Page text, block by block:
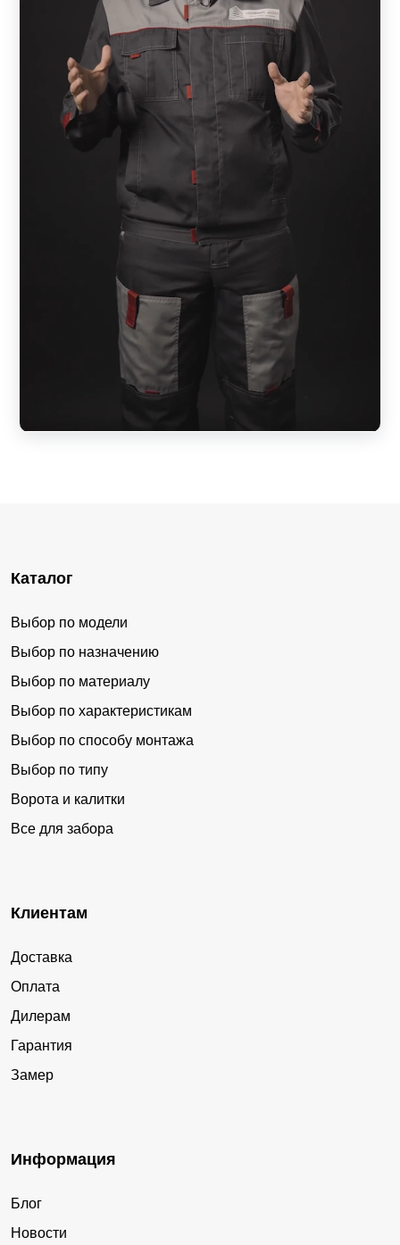
Каталог
Выбор по модели
Выбор по назначению
Выбор по материалу
Выбор по характеристикам
Выбор по способу монтажа
Выбор по типу
Ворота и калитки
Все для забора
Клиентам
Доставка
Оплата
Дилерам
Гарантия
Замер
Информация
Блог
Новости